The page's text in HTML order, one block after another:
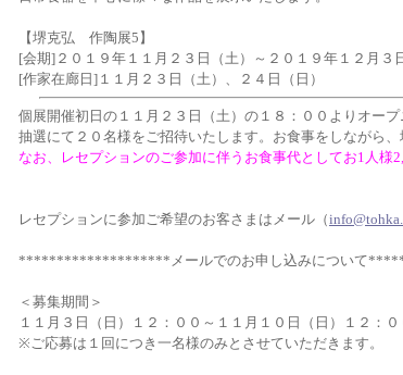
【堺克弘 作陶展5】
[会期]２０１９年１１月２３日（土）～２０１９年１２月３
[作家在廊日]１１月２３日（土）、２４日（日）
個展開催初日の１１月２３日（土）の１８：００よりオープ
抽選にて２０名様をご招待いたします。お食事をしながら
なお、レセプションのご参加に伴うお食事代としてお1人様
レセプションに参加ご希望のお客さまはメール（
********************メールでのお申し込みについて
＜募集期間＞
１１月３日（日）１２：００～１１月１０日（日）１２：０
※ご応募は１回につき一名様のみとさせていただきます。